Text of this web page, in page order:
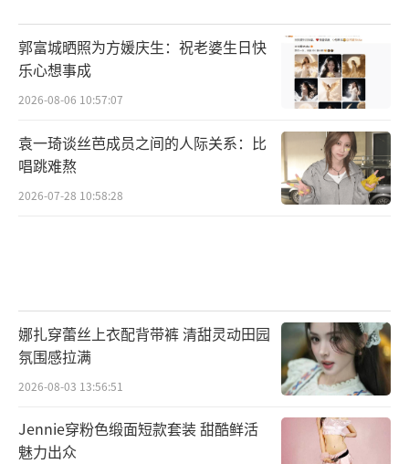
郭富城晒照为方媛庆生：祝老婆生日快
乐心想事成
2026-08-06 10:57:07
袁一琦谈丝芭成员之间的人际关系：比
唱跳难熬
2026-07-28 10:58:28
娜扎穿蕾丝上衣配背带裤 清甜灵动田园
氛围感拉满
2026-08-03 13:56:51
Jennie穿粉色缎面短款套装 甜酷鲜活
魅力出众